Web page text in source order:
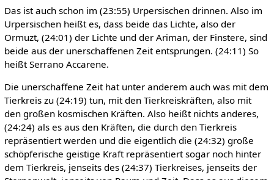
Das ist auch schon im (23:55) Urpersischen drinnen. Also im
Urpersischen heißt es, dass beide das Lichte, also der
Ormuzt, (24:01) der Lichte und der Ariman, der Finstere, sind
beide aus der unerschaffenen Zeit entsprungen. (24:11) So
heißt Serrano Accarene.
Die unerschaffene Zeit hat unter anderem auch was mit dem
Tierkreis zu (24:19) tun, mit den Tierkreiskräften, also mit
den großen kosmischen Kräften. Also heißt nichts anderes,
(24:24) als es aus den Kräften, die durch den Tierkreis
repräsentiert werden und die eigentlich die (24:32) große
schöpferische geistige Kraft repräsentiert sogar noch hinter
dem Tierkreis, jenseits des (24:37) Tierkreises, jenseits der